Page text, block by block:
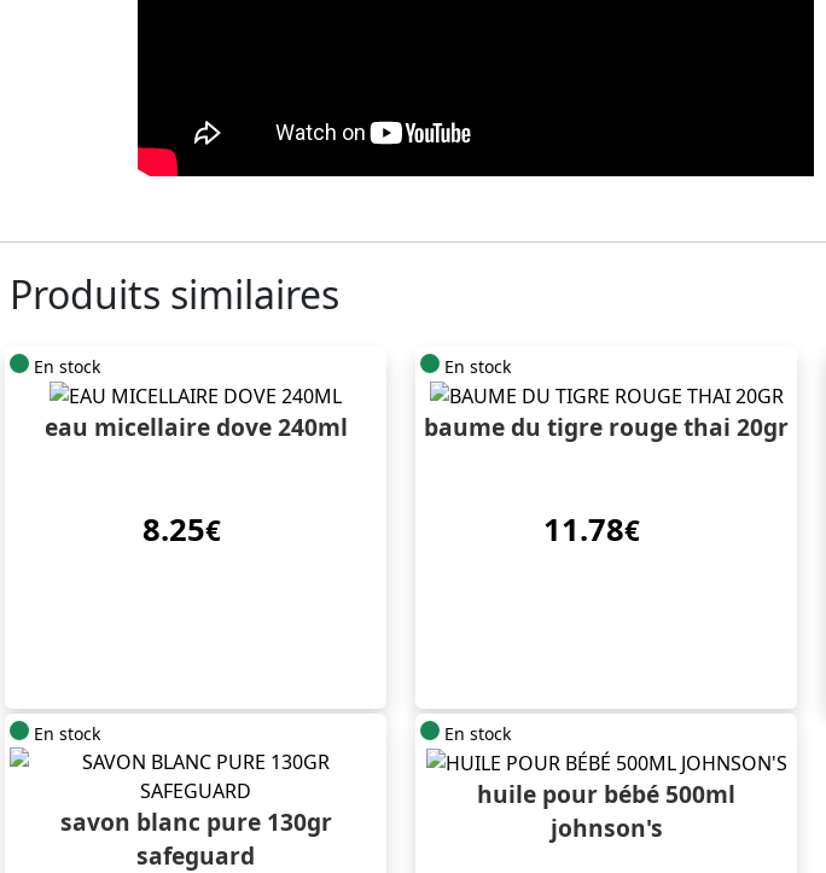
Produits similaires
En stock
eau micellaire dove 240ml
8.25€
En stock
baume du tigre rouge thai 20gr
11.78€
En stock
savon blanc pure 130gr
safeguard
En stock
huile pour bébé 500ml
johnson's